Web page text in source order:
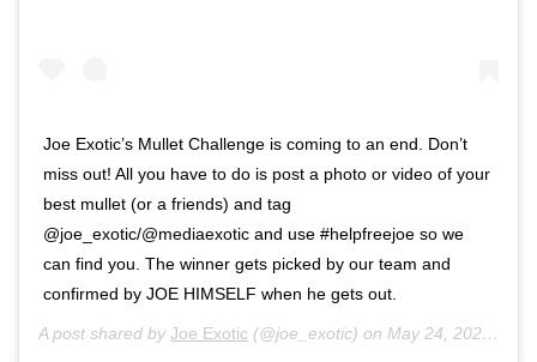
‪Joe Exotic’s Mullet Challenge is coming to an end. Don’t
miss out!‬ ‪All you have to do is post a photo or video of your
best mullet (or a friends) and tag
@joe_exotic/@mediaexotic and use #helpfreejoe so we
can find you. The winner gets picked by our team and
confirmed by JOE HIMSELF when he gets out.‬
A post shared by Joe Exotic (@joe_exotic) on May 24, 2020 at 3:58pm PDT